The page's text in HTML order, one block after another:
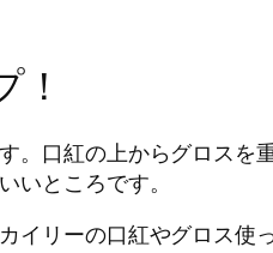
。口紅の上からグロス
いところです。
リーの口紅やグロス使